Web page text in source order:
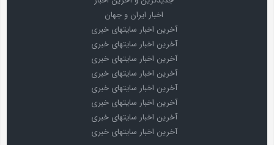
اخبار ایران و جهان
آخرین اخبار سایتهای خبری
آخرین اخبار سایتهای خبری
آخرین اخبار سایتهای خبری
آخرین اخبار سایتهای خبری
آخرین اخبار سایتهای خبری
آخرین اخبار سایتهای خبری
آخرین اخبار سایتهای خبری
آخرین اخبار سایتهای خبری